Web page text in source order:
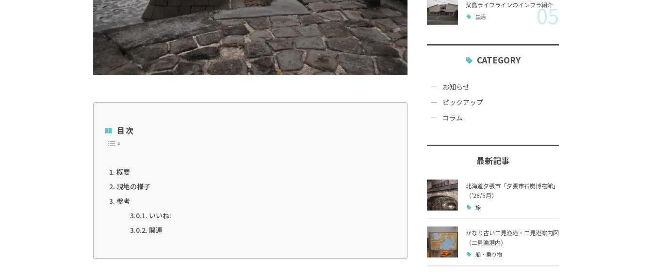
目次
概要
現地の様子
参考
いいね:
関連
父島ライフラインのインフラ紹介
生活 05
CATEGORY
お知らせ
ピックアップ
コラム
最新記事
北海道夕張市「夕張市石炭博物館」
（’26/5月）
旅
かなり古い二見漁港・二見港案内図
（二見漁港内）
船・乗り物